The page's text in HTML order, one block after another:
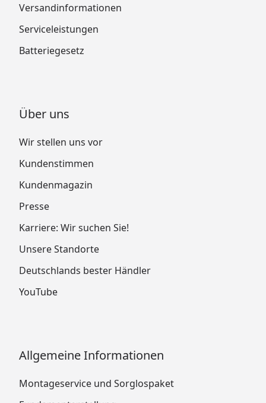
Versandinformationen
Serviceleistungen
Batteriegesetz
Über uns
Wir stellen uns vor
Kundenstimmen
Kundenmagazin
Presse
Karriere: Wir suchen Sie!
Unsere Standorte
Deutschlands bester Händler
YouTube
Allgemeine Informationen
Montageservice und Sorglospaket